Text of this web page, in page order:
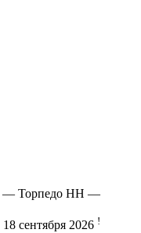
— Торпедо НН —
18 сентября 2026 !